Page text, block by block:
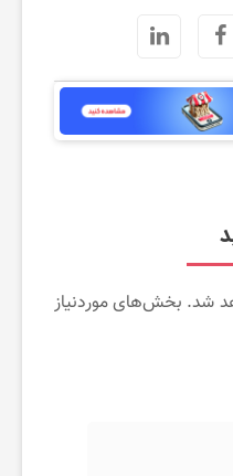
شد. بخش‌های موردنیاز